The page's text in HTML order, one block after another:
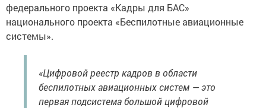
федерального проекта «Кадры для БАС»
национального проекта «Беспилотные авиационные
системы».
«Цифровой реестр кадров в области
беспилотных авиационных систем — это
первая подсистема большой цифровой